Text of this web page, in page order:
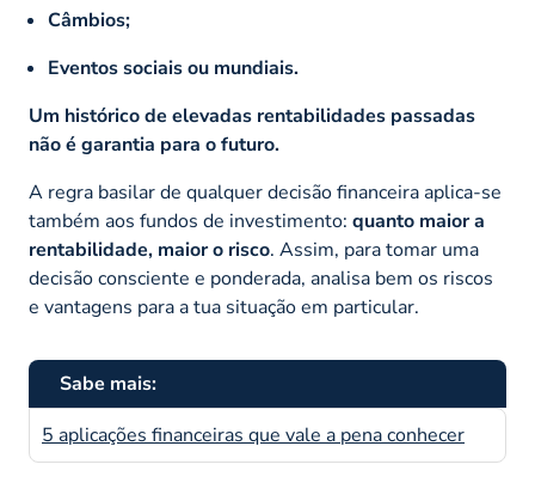
Câmbios;
Eventos sociais ou mundiais.
Um histórico de elevadas rentabilidades passadas
não é garantia para o futuro.
A regra basilar de qualquer decisão financeira aplica-se
também aos fundos de investimento: quanto maior a
rentabilidade, maior o risco. Assim, para tomar uma
decisão consciente e ponderada, analisa bem os riscos
e vantagens para a tua situação em particular.
Sabe mais:
5 aplicações financeiras que vale a pena conhecer